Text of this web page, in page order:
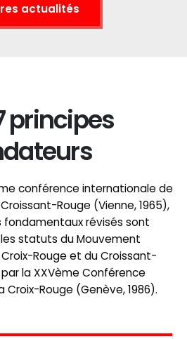
actualités
principes
conférence internationale de
Rouge (Vienne, 1965),
fondamentaux révisés sont
statuts du Mouvement
Rouge et du Croissant-
la XXVème Conférence
Rouge (Genève, 1986).